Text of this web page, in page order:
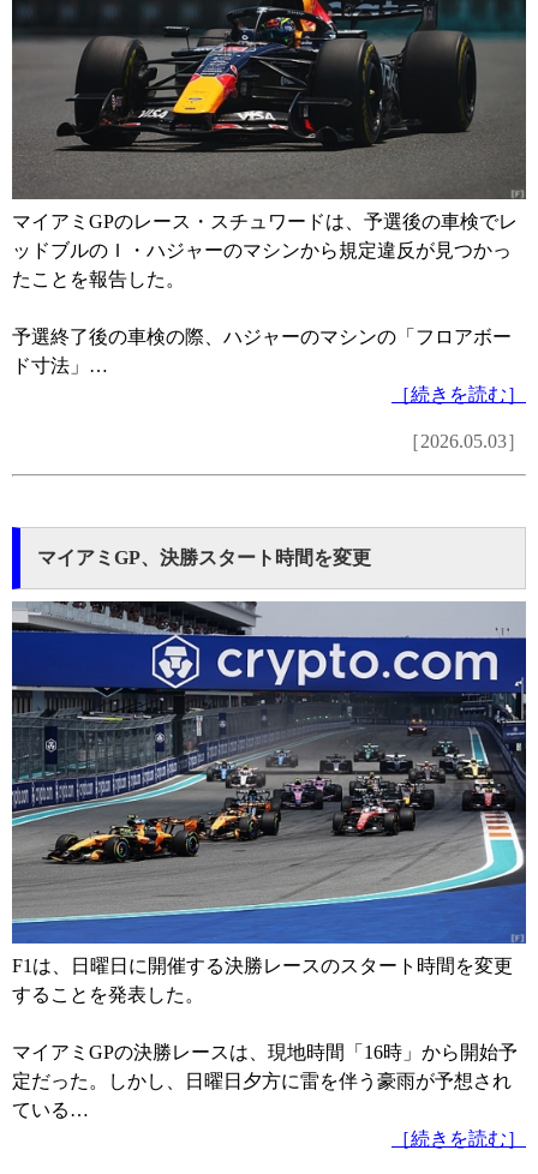
マイアミGPのレース・スチュワードは、予選後の車検でレ
ッドブルのＩ・ハジャーのマシンから規定違反が見つかっ
たことを報告した。
予選終了後の車検の際、ハジャーのマシンの「フロアボー
ド寸法」…
［続きを読む］
［2026.05.03］
マイアミGP、決勝スタート時間を変更
F1は、日曜日に開催する決勝レースのスタート時間を変更
することを発表した。
マイアミGPの決勝レースは、現地時間「16時」から開始予
定だった。しかし、日曜日夕方に雷を伴う豪雨が予想され
ている…
［続きを読む］